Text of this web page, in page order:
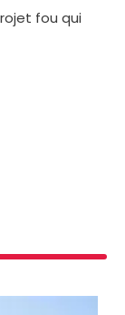
fou qui